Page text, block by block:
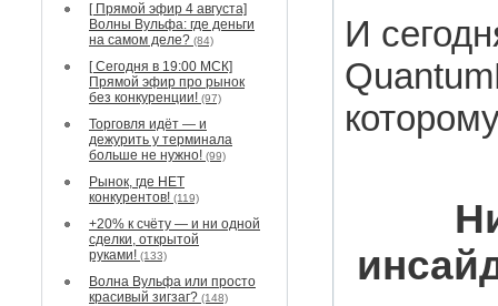
[ Прямой эфир 4 августа]
Волны Вульфа: где деньги
на самом деле? (84)
[ Сегодня в 19:00 МСК]
Прямой эфир про рынок
без конкуренции! (97)
Торговля идёт — и
дежурить у терминала
больше не нужно! (99)
Рынок, где НЕТ
конкурентов! (119)
+20% к счёту — и ни одной
сделки, открытой
руками! (133)
Волна Вульфа или просто
красивый зигзаг? (148)
И